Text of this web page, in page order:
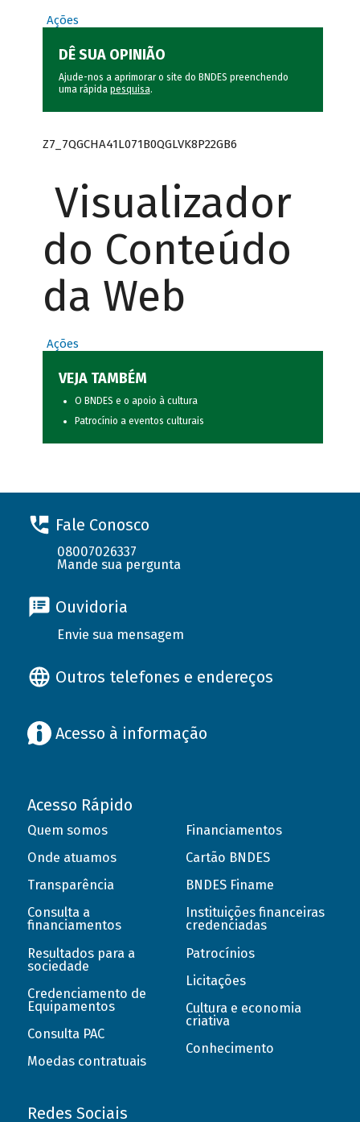
Ações
DÊ SUA OPINIÃO
Ajude-nos a aprimorar o site do BNDES preenchendo
uma rápida pesquisa.
Z7_7QGCHA41L071B0QGLVK8P22GB6
Visualizador
do Conteúdo
da Web
Ações
VEJA TAMBÉM
O BNDES e o apoio à cultura
Patrocínio a eventos culturais
Fale Conosco
08007026337
Mande sua pergunta
Ouvidoria
Envie sua mensagem
Outros telefones e endereços
Acesso à informação
Acesso Rápido
Quem somos
Onde atuamos
Transparência
Consulta a
financiamentos
Resultados para a
sociedade
Credenciamento de
Equipamentos
Consulta PAC
Moedas contratuais
Financiamentos
Cartão BNDES
BNDES Finame
Instituições financeiras
credenciadas
Patrocínios
Licitações
Cultura e economia
criativa
Conhecimento
Redes Sociais